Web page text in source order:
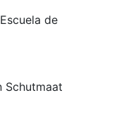
Escuela de
Schutmaat